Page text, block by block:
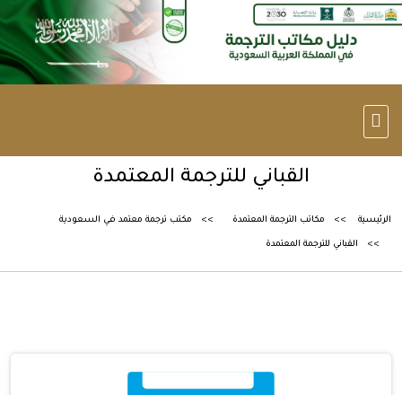
القباني للترجمة المعتمدة
الرئيسية مكاتب الترجمة المعتمدة مكتب ترجمة معتمد في السعودية
القباني للترجمة المعتمدة